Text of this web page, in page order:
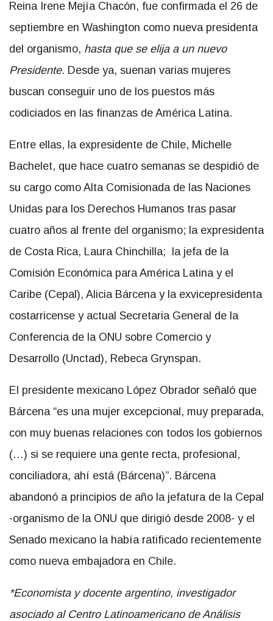
Reina Irene Mejía Chacón, fue confirmada el 26 de
septiembre en Washington como nueva presidenta
del organismo, hasta que se elija a un nuevo
Presidente. Desde ya, suenan varias mujeres
buscan conseguir uno de los puestos más
codiciados en las finanzas de América Latina.
Entre ellas, la expresidente de Chile, Michelle
Bachelet, que hace cuatro semanas se despidió de
su cargo como Alta Comisionada de las Naciones
Unidas para los Derechos Humanos tras pasar
cuatro años al frente del organismo; la expresidenta
de Costa Rica, Laura Chinchilla; la jefa de la
Comisión Económica para América Latina y el
Caribe (Cepal), Alicia Bárcena y la exvicepresidenta
costarricense y actual Secretaria General de la
Conferencia de la ONU sobre Comercio y
Desarrollo (Unctad), Rebeca Grynspan.
El presidente mexicano López Obrador señaló que
Bárcena “es una mujer excepcional, muy preparada,
con muy buenas relaciones con todos los gobiernos
(…) si se requiere una gente recta, profesional,
conciliadora, ahí está (Bárcena)”. Bárcena
abandonó a principios de año la jefatura de la Cepal
-organismo de la ONU que dirigió desde 2008- y el
Senado mexicano la había ratificado recientemente
como nueva embajadora en Chile.
*Economista y docente argentino, investigador
asociado al Centro Latinoamericano de Análisis